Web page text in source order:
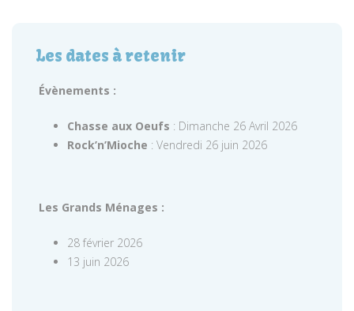
Les dates à retenir
Évènements :
Chasse aux Oeufs : Dimanche 26 Avril 2026
Rock’n’Mioche : Vendredi 26 juin 2026
Les Grands Ménages :
28 février 2026
13 juin 2026